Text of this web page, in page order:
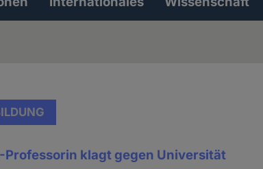
Professorin klagt gegen Universität